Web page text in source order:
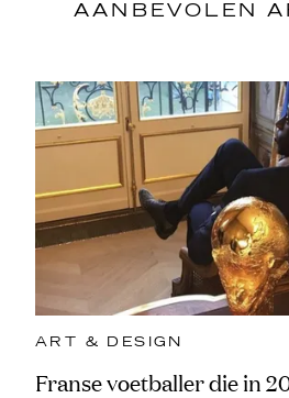
AANBEVOLEN
ART & DESIGN
Franse voetballer die in